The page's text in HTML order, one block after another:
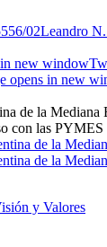
02Leandro
in new window
opens in new
de la Mediana
con las PYMES
y Valores